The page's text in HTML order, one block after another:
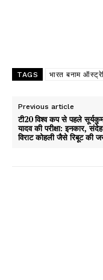
TAGS भारत बनाम
Previous article
टी20 विश्व कप से पहले
यादव की परीक्षा: इनकार,
विराट कोहली जैसे रिबूट की